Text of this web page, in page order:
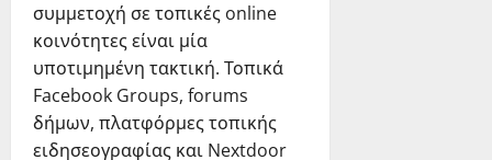
συμμετοχή σε τοπικές online
κοινότητες είναι μία
υποτιμημένη τακτική. Τοπικά
Facebook Groups, forums
δήμων, πλατφόρμες τοπικής
ειδησεογραφίας και Nextdoor